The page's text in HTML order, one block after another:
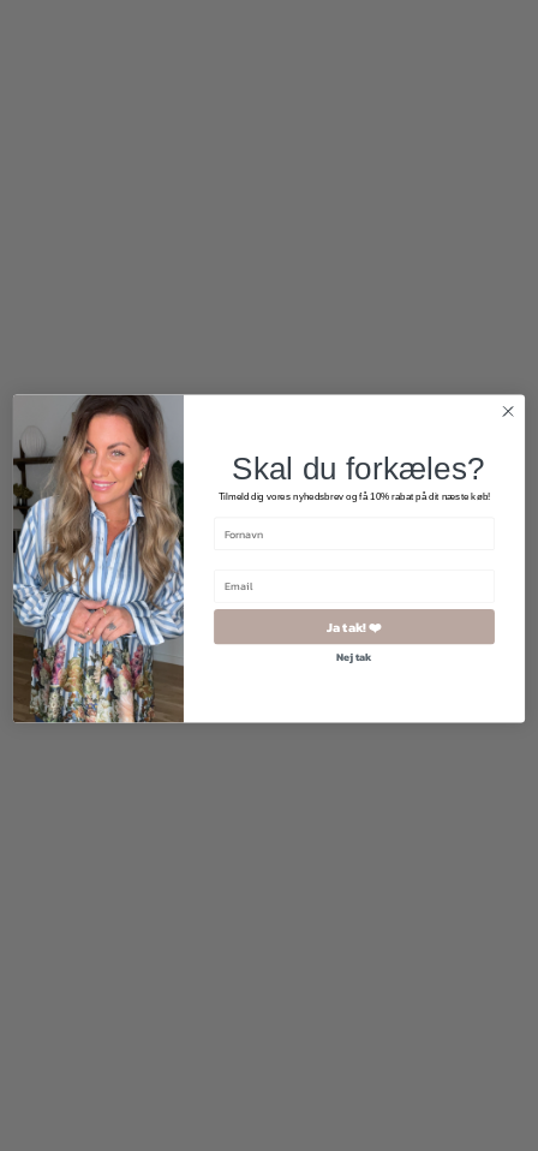
299,00kr. 300,00kr.
Skal du forkæles?
Tilmeld dig vores nyhedsbrev og få 10% rabat på dit næste køb!
Ja tak! ❤️
Nej tak